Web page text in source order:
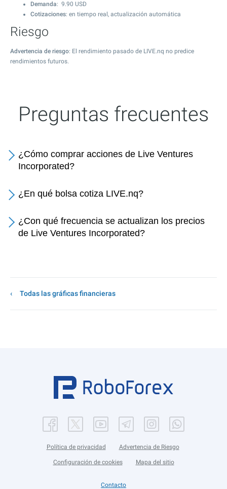
Demanda: 9.90 USD
Cotizaciones: en tiempo real, actualización automática
Riesgo
Advertencia de riesgo: El rendimiento pasado de LIVE.nq no predice
rendimientos futuros.
Preguntas frecuentes
¿Cómo comprar acciones de Live Ventures
Incorporated?
¿En qué bolsa cotiza LIVE.nq?
¿Con qué frecuencia se actualizan los precios
de Live Ventures Incorporated?
Todas las gráficas financieras
Política de privacidad Advertencia de Riesgo
Configuración de cookies Mapa del sitio
Contacto